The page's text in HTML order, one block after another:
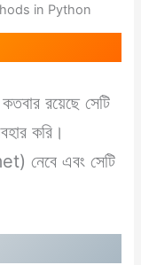
in Python
রয়েছে সেটি
করি।
নেবে এবং সেটি